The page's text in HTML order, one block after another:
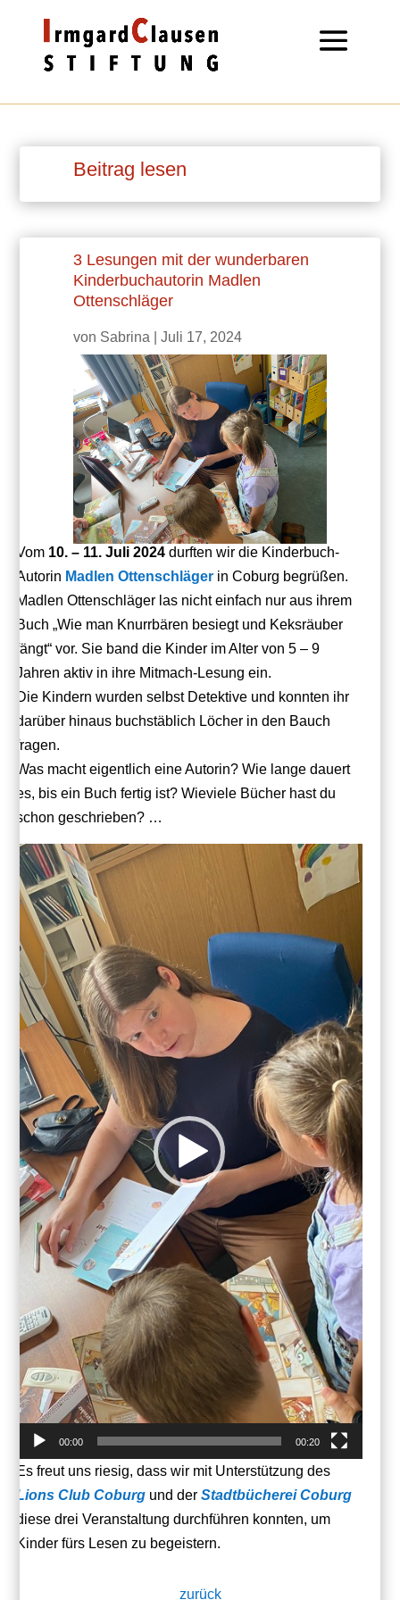
Beitrag lesen
3 Lesungen mit der wunderbaren
Kinderbuchautorin Madlen
Ottenschläger
von Sabrina |Juli 17, 2024
Vom 10. – 11. Juli 2024 durften wir die Kinderbuch-
Autorin Madlen Ottenschläger in Coburg begrüßen.
Madlen Ottenschläger las nicht einfach nur aus ihrem
Buch „Wie man Knurrbären besiegt und Keksräuber
fängt“ vor. Sie band die Kinder im Alter von 5 – 9
Jahren aktiv in ihre Mitmach-Lesung ein.
Die Kindern wurden selbst Detektive und konnten ihr
darüber hinaus buchstäblich Löcher in den Bauch
fragen.
Was macht eigentlich eine Autorin? Wie lange dauert
es, bis ein Buch fertig ist? Wieviele Bücher hast du
schon geschrieben? …
Video-
Player
00:00 00:20
Es freut uns riesig, dass wir mit Unterstützung des
Lions Club Coburg und derStadtbücherei Coburg
diese drei Veranstaltung durchführen konnten, um
Kinder fürs Lesen zu begeistern.
zurück